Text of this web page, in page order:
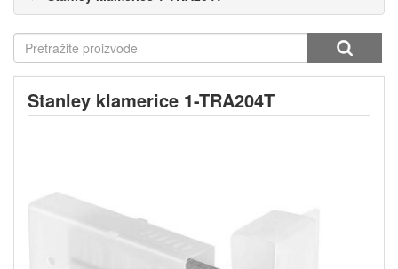
Stanley klamerice 1-TRA204T